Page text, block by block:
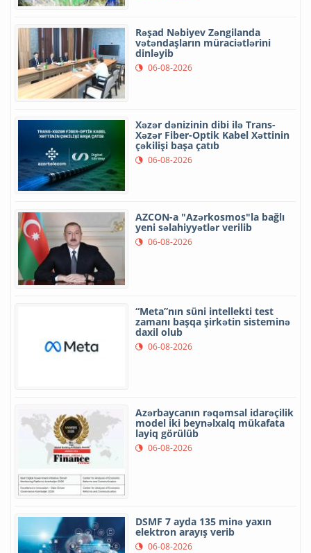
Rəşad Nəbiyev Zəngilanda
vətəndaşların müraciətlərini
dinləyib
06-08-2026
Xəzər dənizinin dibi ilə Trans-
Xəzər Fiber-Optik Kabel Xəttinin
çəkilişi başa çatıb
06-08-2026
AZCON-a "Azərkosmos"la bağlı
yeni səlahiyyətlər verilib
06-08-2026
“Meta”nın süni intellekti test
zamanı başqa şirkətin sisteminə
daxil olub
06-08-2026
Azərbaycanın rəqəmsal idarəçilik
model iki beynəlxalq mükafata
layiq görülüb
06-08-2026
DSMF 7 ayda 135 minə yaxın
elektron arayış verib
06-08-2026